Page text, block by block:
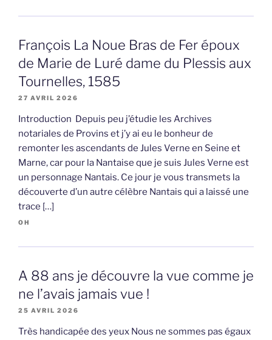
François La Noue Bras de Fer époux
de Marie de Luré dame du Plessis aux
Tournelles, 1585
27 AVRIL 2026
Introduction Depuis peu j’étudie les Archives
notariales de Provins et j’y ai eu le bonheur de
remonter les ascendants de Jules Verne en Seine et
Marne, car pour la Nantaise que je suis Jules Verne est
un personnage Nantais. Ce jour je vous transmets la
découverte d’un autre célèbre Nantais qui a laissé une
trace […]
OH
A 88 ans je découvre la vue comme je
ne l’avais jamais vue !
25 AVRIL 2026
Très handicapée des yeux Nous ne sommes pas égaux